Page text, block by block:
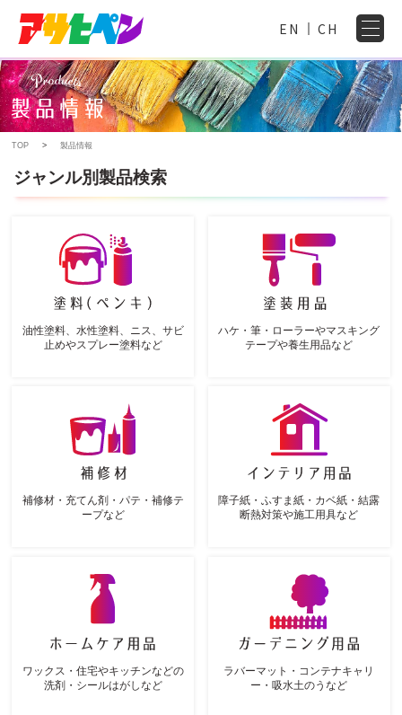
EN CH
TOP 製品情報
ジャンル別製品検索
油性塗料、水性塗料、ニス、サビ
止めやスプレー塗料など
ハケ・筆・ローラーやマスキング
テープや養生用品など
補修材・充てん剤・パテ・補修テ
ープなど
障子紙・ふすま紙・カベ紙・結露
断熱対策や施工用具など
ワックス・住宅やキッチンなどの
洗剤・シールはがしなど
ラバーマット・コンテナキャリ
ー・ 吸水土のうなど